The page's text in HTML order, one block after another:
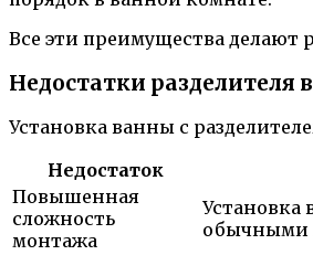
Все эти преимущества делают
Недостатки разделителя
Установка ванны с
Недостаток
Повышенная
сложность
монтажа
Установка
обычными